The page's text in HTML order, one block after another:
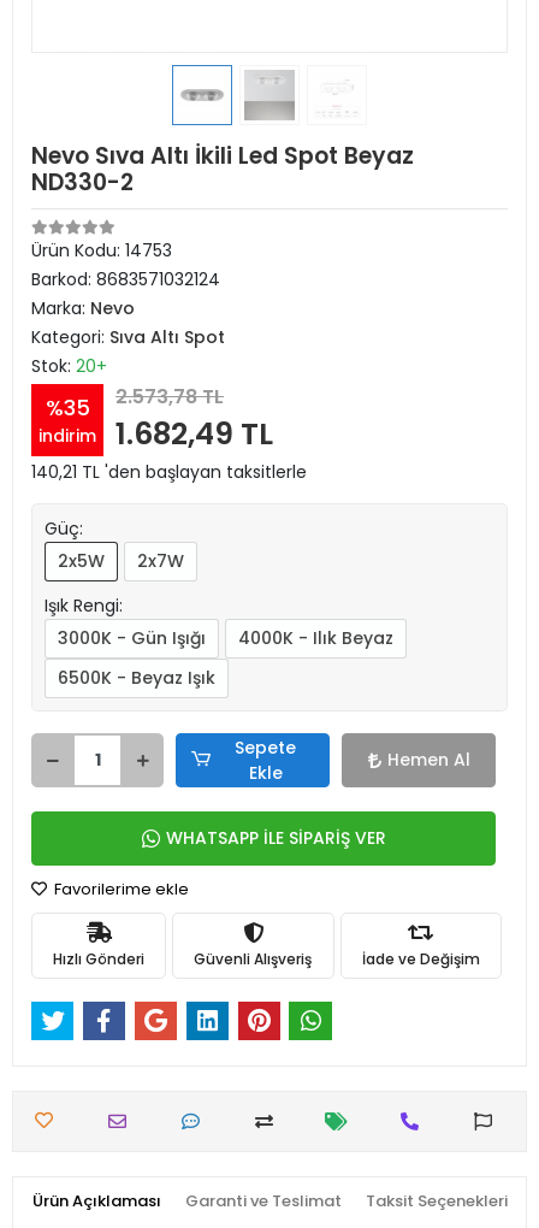
Nevo Sıva Altı İkili Led Spot Beyaz
ND330-2
Ürün Kodu: 14753
Barkod: 8683571032124
Marka: Nevo
Kategori: Sıva Altı Spot
Stok: 20+
%35
indirim
2.573,78 TL
1.682,49 TL
140,21 TL 'den başlayan taksitlerle
Güç:
2x5W
2x7W
Işık Rengi:
3000K - Gün Işığı
4000K - Ilık Beyaz
6500K - Beyaz Işık
Sepete
Ekle
Hemen Al
WHATSAPP İLE SİPARİŞ VER
Favorilerime ekle
Hızlı Gönderi Güvenli Alışveriş İade ve Değişim
Ürün Açıklaması Garanti ve Teslimat Taksit Seçenekleri